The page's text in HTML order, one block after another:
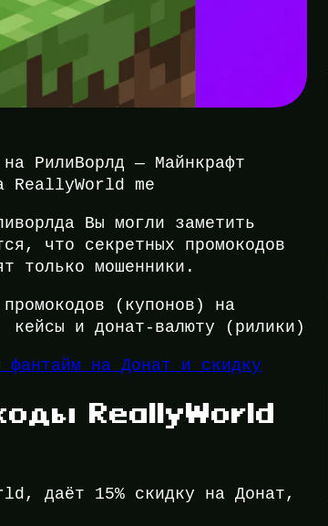
РилиВорлд — Майнкрафт
ReallyWorld me
Вы могли заметить
что секретных промокодов
только мошенники.
(купонов) на
кейсы и донат-валюту (рилики)
фантайм на Донат и скидку
ReallyWorld
даёт 15% скидку на Донат,